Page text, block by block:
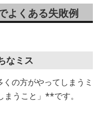
よくある失敗例
なミス
の方がやってしまうミ
うこと」**です。